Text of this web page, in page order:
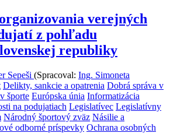
verejných
z pohľadu
republiky
Sepeši (Spracoval: Ing. Simoneta
Delikty, sankcie a opatrenia Dobrá správa v
športe Európska únia Informatizácia
na podujatiach Legislatívec Legislatívny
Národný športový zväz Násilie a
odborné príspevky Ochrana osobných